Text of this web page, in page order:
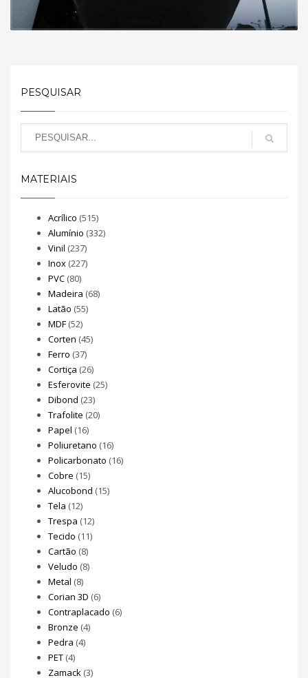
PESQUISAR
MATERIAIS
Acrílico (515)
Alumínio (332)
Vinil (237)
Inox (227)
PVC (80)
Madeira (68)
Latão (55)
MDF (52)
Corten (45)
Ferro (37)
Cortiça (26)
Esferovite (25)
Dibond (23)
Trafolite (20)
Papel (16)
Poliuretano (16)
Policarbonato (16)
Cobre (15)
Alucobond (15)
Tela (12)
Trespa (12)
Tecido (11)
Cartão (8)
Veludo (8)
Metal (8)
Corian 3D (6)
Contraplacado (6)
Bronze (4)
Pedra (4)
PET (4)
Zamack (3)